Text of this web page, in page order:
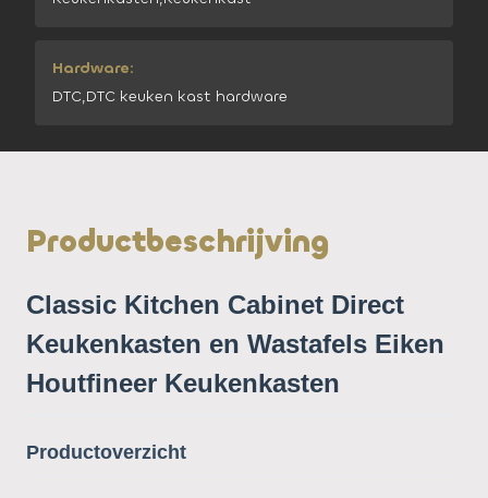
Hardware:
DTC,DTC keuken kast hardware
Productbeschrijving
Classic Kitchen Cabinet Direct
Keukenkasten en Wastafels Eiken
Houtfineer Keukenkasten
Productoverzicht